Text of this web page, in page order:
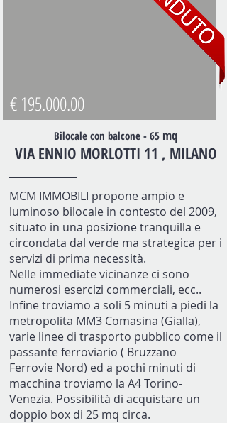
Bilocale con balcone - 65 mq
VIA ENNIO MORLOTTI 11 , MILANO
MCM IMMOBILI propone ampio e
luminoso bilocale in contesto del 2009,
situato in una posizione tranquilla e
circondata dal verde ma strategica per i
servizi di prima necessità.
Nelle immediate vicinanze ci sono
numerosi esercizi commerciali, ecc..
Infine troviamo a soli 5 minuti a piedi la
metropolita MM3 Comasina (Gialla),
varie linee di trasporto pubblico come il
passante ferroviario ( Bruzzano
Ferrovie Nord) ed a pochi minuti di
macchina troviamo la A4 Torino-
Venezia. Possibilità di acquistare un
doppio box di 25 mq circa.
€195.000.00